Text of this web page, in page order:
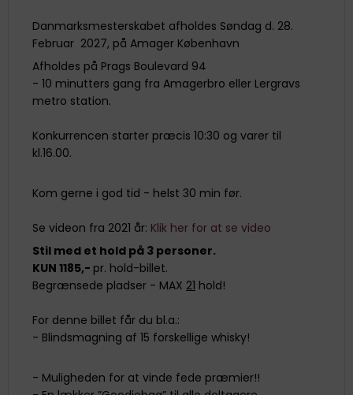
Danmarksmesterskabet afholdes Søndag d. 28.
Februar 2027, på Amager København
Afholdes på Prags Boulevard 94
- 10 minutters gang fra Amagerbro eller Lergravs
metro station.
Konkurrencen starter præcis 10:30 og varer til
kl.16.00.
Kom gerne i god tid - helst 30 min før.
Se videon fra 2021 år: Klik her for at se video
Stil med et hold på 3 personer.
KUN 1185,- pr. hold-billet.
Begrænsede pladser - MAX 21 hold!
For denne billet får du bl.a.:
- Blindsmagning af 15 forskellige whisky!
- Muligheden for at vinde fede præmier!!